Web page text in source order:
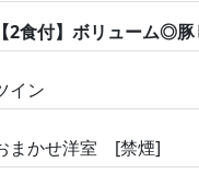
【2食付】ボリューム◎
イン
まかせ洋室 [禁煙]